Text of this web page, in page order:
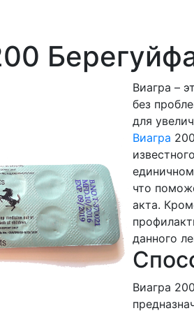
Виагра –
без
для
Виагра
что
акта.
данного
Виагра